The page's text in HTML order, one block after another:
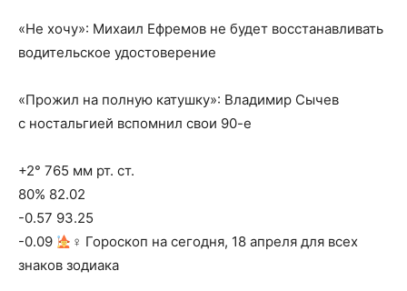
«Не хочу»: Михаил Ефремов не будет восстанавливать
водительское удостоверение
«Прожил на полную катушку»: Владимир Сычев
с ностальгией вспомнил свои 90-е
+2° 765 мм рт. ст.
80% 82.02
-0.57 93.25
-0.09
‍♀ Гороскоп на сегодня, 18 апреля для всех
знаков зодиака